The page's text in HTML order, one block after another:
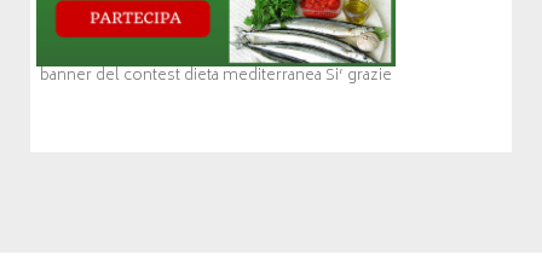
banner del contest dieta mediterranea Si’ grazie